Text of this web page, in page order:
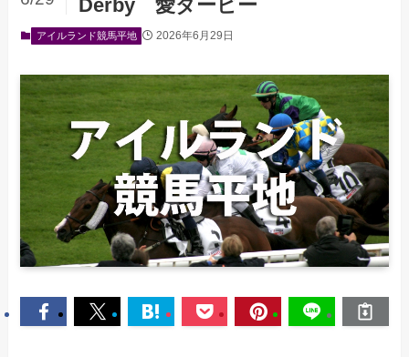
Derby 愛ダービー
アイルランド競馬平地 2026年6月29日